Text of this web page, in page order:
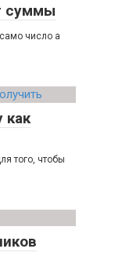
суммы
число а
как
того, чтобы